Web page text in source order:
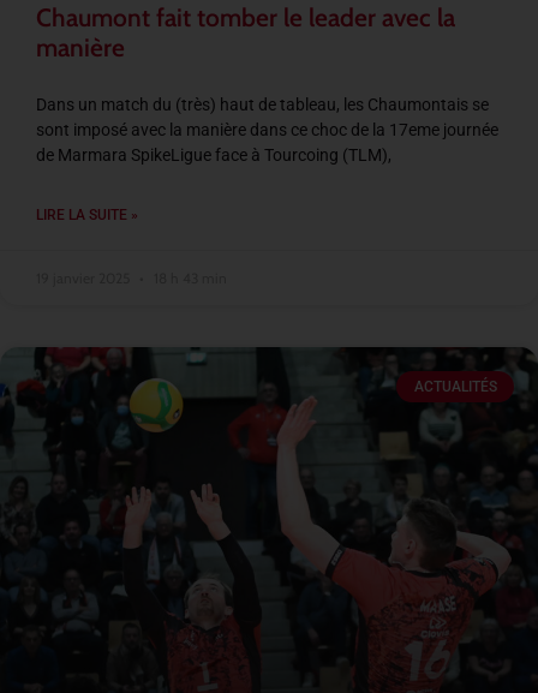
Chaumont fait tomber le leader avec la
manière
Dans un match du (très) haut de tableau, les Chaumontais se
sont imposé avec la manière dans ce choc de la 17eme journée
de Marmara SpikeLigue face à Tourcoing (TLM),
LIRE LA SUITE »
ACTUALITÉS